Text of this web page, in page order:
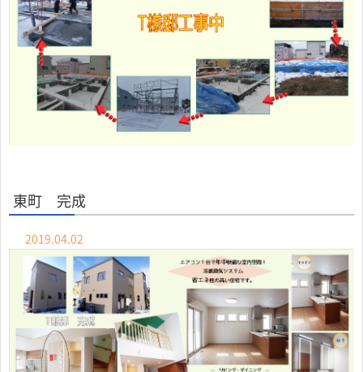
東町 完成
2019.04.02